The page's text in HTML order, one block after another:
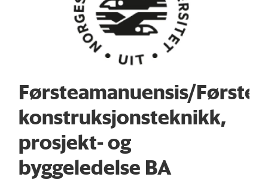
Førsteamanuensis/
konstruksjonsteknikk,
prosjekt- og
byggeledelse BA